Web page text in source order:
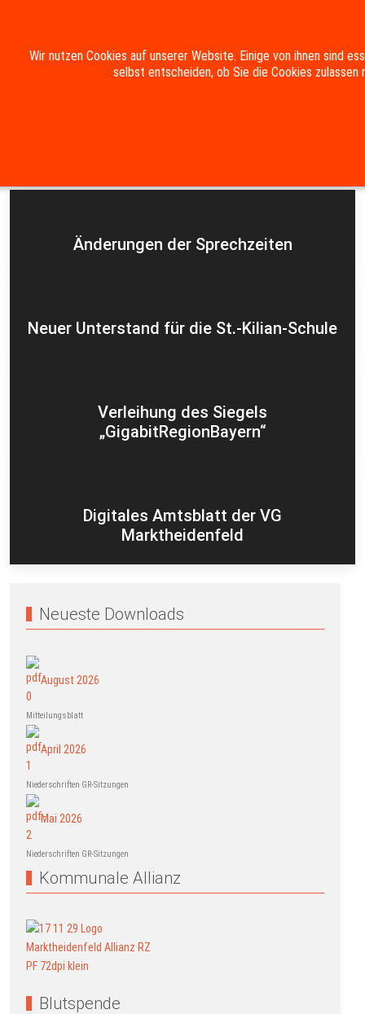
Impressum Datenschutzerklärung
Änderungen der Sprechzeiten
Neuer Unterstand für die St.-Kilian-Schule
Verleihung des Siegels
„GigabitRegionBayern“
Digitales Amtsblatt der VG
Marktheidenfeld
Neueste Downloads
August 2026
Mitteilungsblatt
April 2026
Niederschriften GR-Sitzungen
Mai 2026
Niederschriften GR-Sitzungen
Kommunale Allianz
Blutspende
Wir nutzen Cookies auf unserer Website. Einige von ihnen sind
selbst entscheiden, ob Sie die Cookies